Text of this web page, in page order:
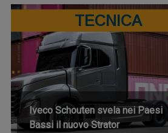
TECNICA
Iveco Schouten svela nei Paesi
Bassi il nuovo Strator